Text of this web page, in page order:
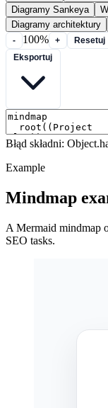
Diagramy Sankeya
Diagramy architektury
- 100% +
Resetuj
Błąd składni:
Example
Mindmap
A Mermaid mindmap
SEO tasks.